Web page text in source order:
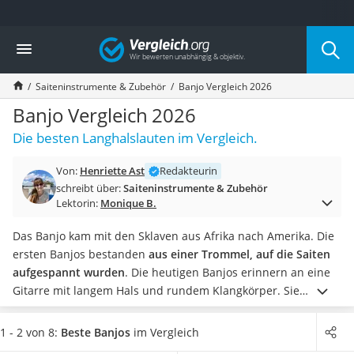
Die beliebtesten Vergleiche nach Kategorie
Freizeit & Sport
Gartentrampolin
Trampolin
Metalldetektor
Eufab-Fahrradträger
Trampolin 366 cm
Aluminium-Koffer
Futterboot
E-Bike-Dreirad
Trekkingschuhe Herren
Reisetasche mit Rollen
Klimmzugstation
Koffer
Nachtsichtgerät
Vergleich
Saiteninstrumente & Zubehör Banjo Vergleich 2026
Banjo Vergleich 2026
Die besten Langhalslauten im Vergleich.
Von: Henriette Ast
Redakteurin
schreibt über:Saiteninstrumente & Zubehör
Lektorin: Monique B.
Das Banjo kam mit den Sklaven aus Afrika nach Amerika. Die
ersten Banjos bestanden aus einer Trommel, auf die Saiten
aufgespannt wurden. Die heutigen Banjos erinnern an eine
Gitarre mit langem Hals und rundem Klangkörper. Sie
werden vor allemin Countrybandsgespielt. Online-Tests
streiten gelegentlich darüber, ob die offenen, die
1 - 2 von 8: Beste Banjos im Vergleich